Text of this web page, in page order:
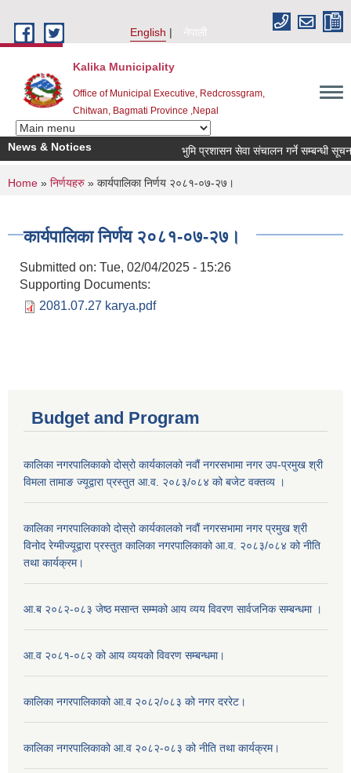
English
नेपाली
Kalika Municipality
Office of Municipal Executive, Redcrossgram,
Chitwan, Bagmati Province ,Nepal
News & Notices भुमि प्रशासन सेवा संचालन गर्ने सम्बन्धी सूचना।
You are here
Home » निर्णयहरु » कार्यपालिका निर्णय २०८१-०७-२७।
कार्यपालिका निर्णय २०८१-०७-२७।
Submitted on: Tue, 02/04/2025 - 15:26
Supporting Documents:
2081.07.27 karya.pdf
Budget and Program
कालिका नगरपालिकाको दोस्रो कार्यकालको नवौं नगरसभामा नगर उप-प्रमुख श्री
विमला तामाङ ज्यूद्वारा प्रस्तुत आ.व. २०८३/०८४ को बजेट वक्तव्य ।
कालिका नगरपालिकाको दोस्रो कार्यकालको नवौं नगरसभामा नगर प्रमुख श्री
विनोद रेग्मीज्यूद्वारा प्रस्तुत कालिका नगरपालिकाको आ.व. २०८३/०८४ को नीति
तथा कार्यक्रम।
आ.ब २०८२-०८३ जेष्ठ मसान्त सम्मको आय व्यय विवरण सार्वजनिक सम्बन्धमा ।
आ.व २०८१-०८२ को आय व्ययको विवरण सम्बन्धमा।
कालिका नगरपालिकाको आ.व २०८२/०८३ को नगर दररेट।
कालिका नगरपालिकाको आ.व २०८२-०८३ को नीति तथा कार्यक्रम।